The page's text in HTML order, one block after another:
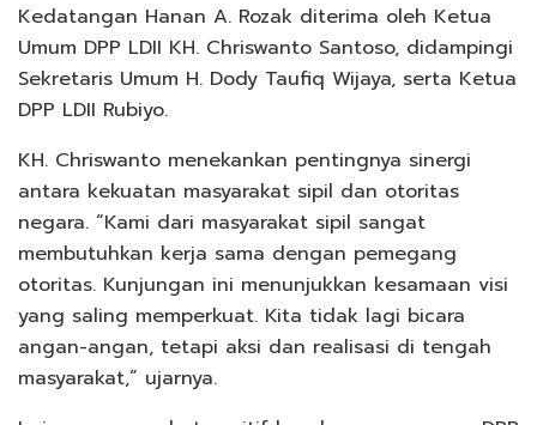
Kedatangan Hanan A. Rozak diterima oleh Ketua
Umum DPP LDII KH. Chriswanto Santoso, didampingi
Sekretaris Umum H. Dody Taufiq Wijaya, serta Ketua
DPP LDII Rubiyo.
KH. Chriswanto menekankan pentingnya sinergi
antara kekuatan masyarakat sipil dan otoritas
negara. “Kami dari masyarakat sipil sangat
membutuhkan kerja sama dengan pemegang
otoritas. Kunjungan ini menunjukkan kesamaan visi
yang saling memperkuat. Kita tidak lagi bicara
angan-angan, tetapi aksi dan realisasi di tengah
masyarakat,” ujarnya.